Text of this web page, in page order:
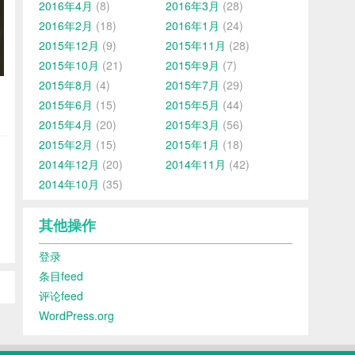
2016年4月 (8) 2016年3月 (28)
2016年2月 (18) 2016年1月 (24)
2015年12月 (9) 2015年11月 (28)
2015年10月 (21) 2015年9月 (7)
2015年8月 (4) 2015年7月 (29)
2015年6月 (15) 2015年5月 (44)
2015年4月 (20) 2015年3月 (56)
2015年2月 (15) 2015年1月 (18)
2014年12月 (20) 2014年11月 (42)
2014年10月 (35)
其他操作
登录
条目feed
评论feed
WordPress.org